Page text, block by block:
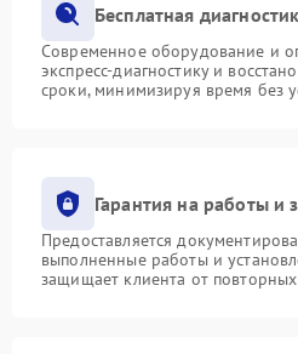
Бесплатная
Современное оборудование и
экспресс-диагностику и
сроки, минимизируя время без
Гарантия на работы и
Предоставляется
выполненные работы и
защищает клиента от